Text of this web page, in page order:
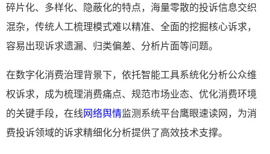
碎片化、多样化、隐蔽化的特点，海量零散的投诉信息交织
混杂，传统人工梳理模式难以精准、全面的挖掘核心诉求，
容易出现诉求遗漏、归类偏差、分析片面等问题。
在数字化消费治理背景下，依托智能工具系统化分析公众维
权诉求，成为梳理消费痛点、规范市场业态、优化消费环境
的关键手段，在线网络舆情监测系统平台鹰眼速读网，为消
费投诉领域的诉求精细化分析提供了高效技术支撑。